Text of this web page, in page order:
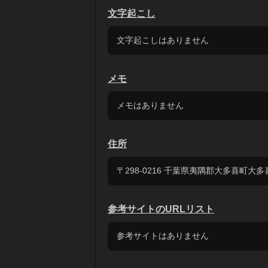
文字起こし
文字起こしはありません
メモ
メモはありません
住所
〒298-0216 千葉県夷隅郡大多喜町大多
参考サイトのURLリスト
参考サイトはありません